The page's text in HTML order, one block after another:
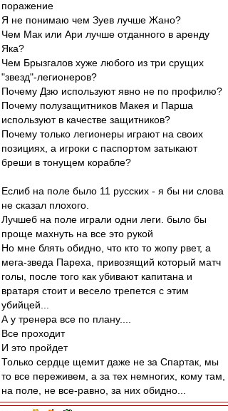
поражение
Я не понимаю чем Зуев лучше Жано?
Чем Мак или Ари лучше отданного в аренду
Яка?
Чем Брызгалов хуже любого из три срущих
"звезд"-легионеров?
Почему Дзю используют явно не по профилю?
Почему полузащитников Макея и Парша
используют в качестве защитников?
Почему только легионеры играют на своих
позициях, а игроки с паспортом затыкают
бреши в тонущем корабле?
Еслиб на поле было 11 русских - я бы ни слова
не сказал плохого.
Лучшеб на поле играли одни леги. было бы
проще махнуть на все это рукой
Но мне блять обидно, что кто то жопу рвет, а
мега-зведа Пареха, привозящий который матч
голы, после того как убивают капитана и
вратаря стоит и весело трепется с этим
убийцей...
А у тренера все по плану....
Все проходит
И это пройдет
Только сердце щемит даже не за Спартак, мы
то все переживем, а за тех немногих, кому там,
на поле, не все-равно, за них обидно...